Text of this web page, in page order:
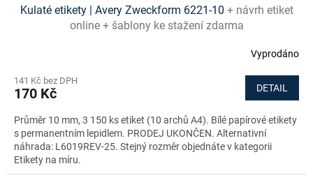
Kulaté etikety | Avery Zweckform 6221-10 + návrh etiket
online + šablony ke stažení zdarma
Vyprodáno
141 Kč bez DPH
170 Kč DETAIL
Průměr 10 mm, 3 150 ks etiket (10 archů A4). Bílé papírové etikety
s permanentním lepidlem. PRODEJ UKONČEN. Alternativní
náhrada: L6019REV-25. Stejný rozměr objednáte v kategorii
Etikety na míru.